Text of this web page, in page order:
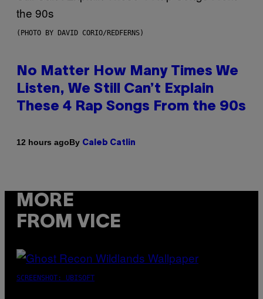
(PHOTO BY DAVID CORIO/REDFERNS)
No Matter How Many Times We
Listen, We Still Can’t Explain
These 4 Rap Songs From the 90s
12 hours agoBy Caleb Catlin
MORE
FROM VICE
SCREENSHOT: UBISOFT